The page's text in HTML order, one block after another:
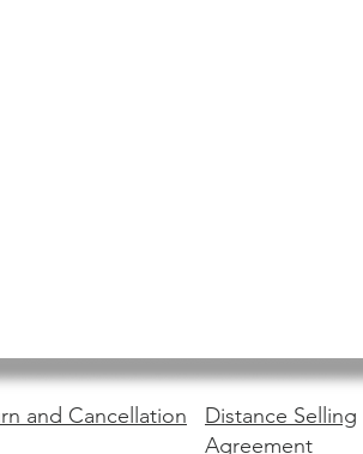
and Cancellation
Distance Selling
Agreement